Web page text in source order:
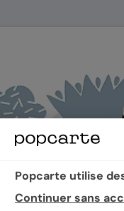
Popcarte utilise
Continuer sans